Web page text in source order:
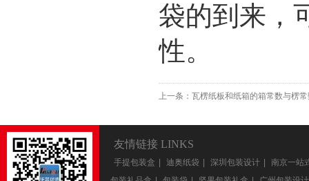
袋的到来，
性。
上一条： 瓦楞纸板和纸箱的箱常数与楞
友情链接 LINKS
手提包装盒 迪奥纸袋 深圳包装设计
南京一站